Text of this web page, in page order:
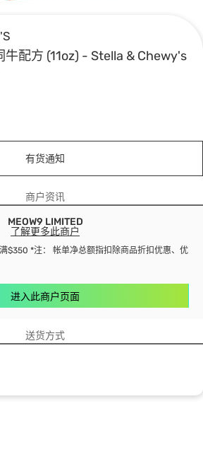
牛配方 (11oz) - Stella & Chewy's
有货通知
商户资讯
MEOW9 LIMITED
了解更多此商户
$350 *注： 帐单净总额指扣除商品折扣优惠、优惠
进入此商户页面
送货方式